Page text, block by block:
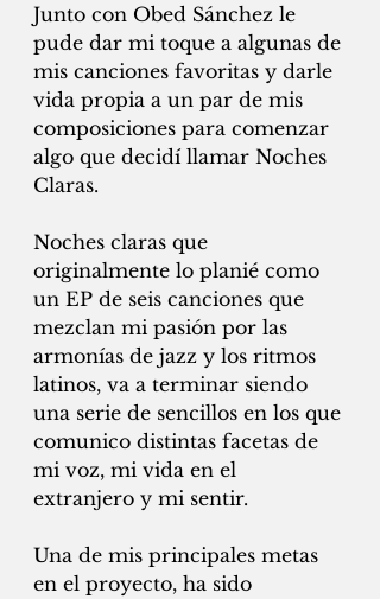
Junto con Obed Sánchez le
pude dar mi toque a algunas de
mis canciones favoritas y darle
vida propia a un par de mis
composiciones para comenzar
algo que decidí llamar Noches
Claras.
Noches claras que
originalmente lo planié como
un EP de seis canciones que
mezclan mi pasión por las
armonías de jazz y los ritmos
latinos, va a terminar siendo
una serie de sencillos en los que
comunico distintas facetas de
mi voz, mi vida en el
extranjero y mi sentir.
Una de mis principales metas
en el proyecto, ha sido